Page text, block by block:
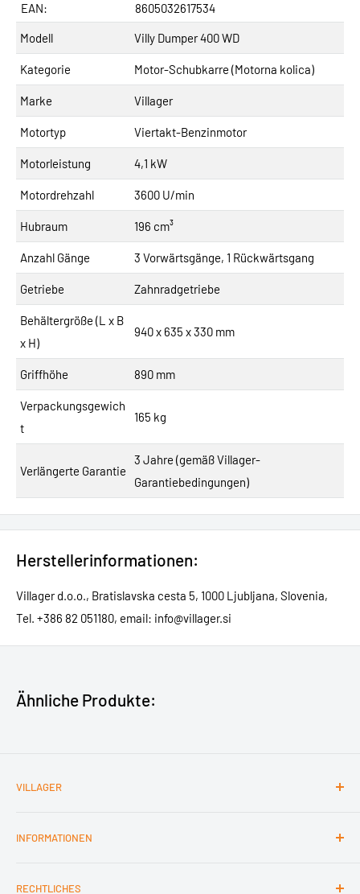
EAN: 8605032617534
Modell Villy Dumper 400 WD
Kategorie Motor-Schubkarre (Motorna kolica)
Marke Villager
Motortyp Viertakt-Benzinmotor
Motorleistung 4,1 kW
Motordrehzahl 3600 U/min
Hubraum 196 cm³
Anzahl Gänge 3 Vorwärtsgänge, 1 Rückwärtsgang
Getriebe Zahnradgetriebe
Behältergröße (L x B
x H)
940 x 635 x 330 mm
Griffhöhe 890 mm
Verpackungsgewich
t
165 kg
Verlängerte Garantie
3 Jahre (gemäß Villager-
Garantiebedingungen)
Herstellerinformationen:
Villager d.o.o., Bratislavska cesta 5, 1000 Ljubljana, Slovenia,
Tel. +386 82 051180, email: info@villager.si
Ähnliche Produkte:
VILLAGER
Impressum
INFORMATIONEN
RECHTLICHES